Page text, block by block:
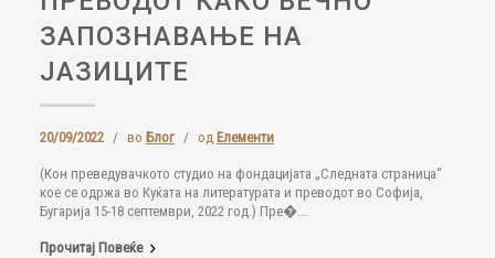
ЗАПОЗНАВАЊЕ НА
ЈАЗИЦИТЕ
20/09/2022 / во Блог / од Елементи
(Кон преведувачкото студио на фондацијата „Следната страница“
кое се одржа во Куќата на литературата и преводот во Софија,
Бугарија 15-18 септември, 2022 год.) Пре�...
Прочитај Повеќе